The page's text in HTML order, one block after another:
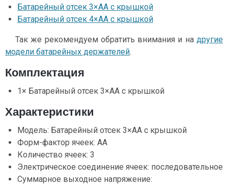
Батарейный отсек 3×АА с крышкой
Батарейный отсек 4×АА с крышкой
Так же рекомендуем обратить внимания и на другие
модели батарейных держателей.
Комплектация
1× Батарейный отсек 3×АА с крышкой
Характеристики
Модель: Батарейный отсек 3×АА с крышкой
Форм-фактор ячеек: AA
Количество ячеек: 3
Электрическое соединение ячеек: последовательное
Суммарное выходное напряжение: